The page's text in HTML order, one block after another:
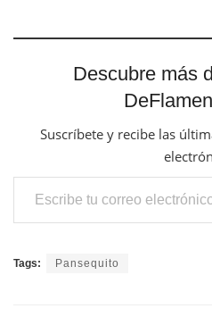
Descubre más
Suscríbete y recibe las
Escribe tu correo electrónico…
Tags: Pansequito